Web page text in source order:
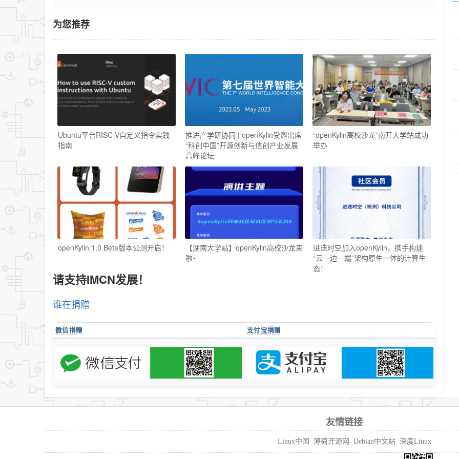
为您推荐
Ubuntu平台RISC-V自定义指令实践
指南
推进产学研协同 | openKylin受邀出席
“科创中国”开源创新与信创产业发展
高峰论坛
“openKylin高校沙龙”南开大学站成功
举办
openKylin 1.0 Beta版本公测开启！
【湖南大学站】openKylin高校沙龙来
啦~
进迭时空加入openKylin，携手构建
“云—边—端”架构原生一体的计算生
态！
请支持IMCN发展！
谁在捐赠
微信捐赠 支付宝捐赠
友情链接
Linux中国 薄荷开源网 Debian中文站 深度Linux